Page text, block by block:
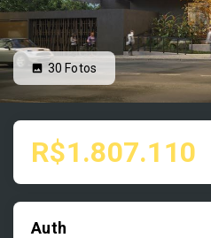
30 Fotos
R$1.807.110
Auth